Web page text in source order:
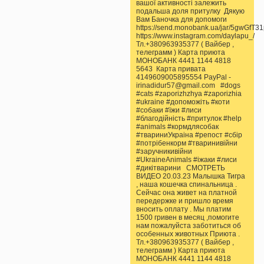
вашої активності залежить
подальша доля притулку Дякую
Вам Баночка для допомоги
https://send.monobank.ua/jar/
https://www.instagram.com/daylapu_/
Тл.+380963935377 ( Вайбер ,
телеграмм ) Карта приюта
МОНОБАНК 4441 1144 4818
5643 Карта привата
4149609005895554 PayPal -
irinadidur57@gmail.com #dogs
#cats #zaporizhzhya #zaporizhia
#ukraine #допоможіть #коти
#собаки #їжи #лиси
#благодійність #притулок #help
#animals #кормдлясобак
#твариниУкраіна #репост #сбір
#потрібенкорм #тваринивійни
#заручникивійни
#UkraineAnimals #іжаки #лиси
#дикітварини СМОТРЕТЬ
ВИДЕО 20.03.23 Малышка Тигра
, наша кошечка спинальница .
Сейчас она живет на платной
передержке и пришло время
вносить оплату . Мы платим
1500 гривен в месяц ,помогите
нам пожалуйста заботиться об
особенных животных Приюта .
Тл.+380963935377 ( Вайбер ,
телеграмм ) Карта приюта
МОНОБАНК 4441 1144 4818